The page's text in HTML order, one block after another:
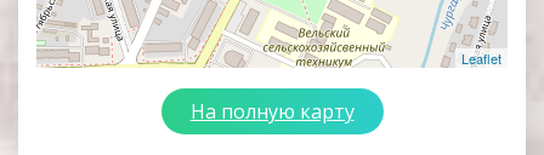
Leaflet
На полную карту